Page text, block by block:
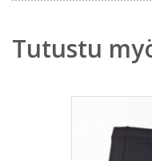
Tutustu